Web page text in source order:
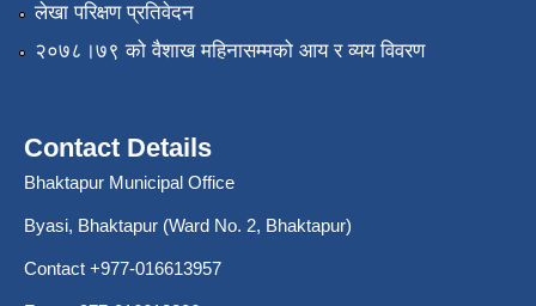
लेखा परिक्षण प्रतिवेदन
२०७८।७९ को वैशाख महिनासम्मको आय र व्यय विवरण
Contact Details
Bhaktapur Municipal Office
Byasi, Bhaktapur (Ward No. 2, Bhaktapur)
Contact +977-016613957